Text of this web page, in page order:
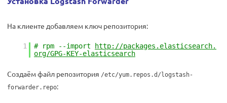
На клиенте добавляем ключ репозитория:
1 # rpm --import
http://packages.elasticsearch.
org/GPG-KEY-elasticsearch
Создаём файл репозитория /etc/yum.repos.d/logstash-
forwarder.repo: